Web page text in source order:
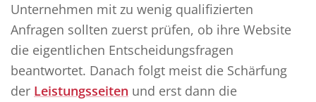
Unternehmen mit zu wenig qualifizierten
Anfragen sollten zuerst prüfen, ob ihre Website
die eigentlichen Entscheidungsfragen
beantwortet. Danach folgt meist die Schärfung
der Leistungsseiten und erst dann die